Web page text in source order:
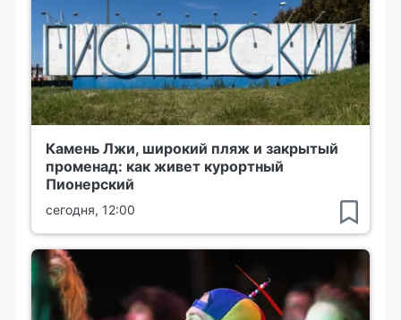
Камень Лжи, широкий пляж и закрытый
променад: как живет курортный
Пионерский
сегодня, 12:00